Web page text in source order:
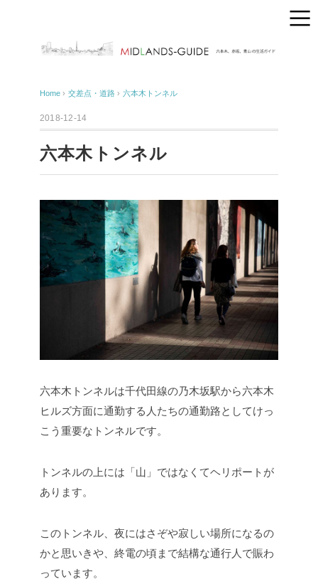
Home › 交差点・道路 › 六本木トンネル
2018-12-14
六本木トンネル
六本木トンネルは千代田線の乃木坂駅から六本木
ヒルズ方面に通勤する人たちの通勤路としてけっ
こう重要なトンネルです。
トンネルの上には「山」ではなくてヘリポートが
あります。
このトンネル、夜にはさぞや寂しい場所になるの
かと思いきや、終電の頃まで結構な通行人で賑わ
っています。